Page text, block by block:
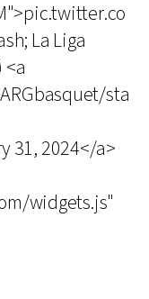
La Liga
<a
sta
31, 2024</a>
widgets.js"